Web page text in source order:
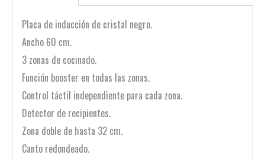
Placa de inducción de cristal negro.
Ancho 60 cm.
3 zonas de cocinado.
Función booster en todas las zonas.
Control táctil independiente para cada zona.
Detector de recipientes.
Zona doble de hasta 32 cm.
Canto redondeado.